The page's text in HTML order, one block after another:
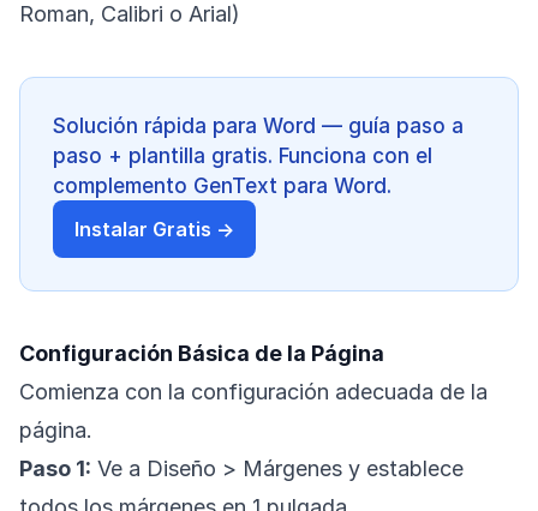
Roman, Calibri o Arial)
Solución rápida para Word — guía paso a
paso + plantilla gratis. Funciona con el
complemento GenText para Word.
Instalar Gratis →
Configuración Básica de la Página
Comienza con la configuración adecuada de la
página.
Paso 1: Ve a Diseño > Márgenes y establece